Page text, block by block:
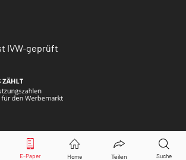
IVW-geprüft
2026 Börsenmedien AG. Alle Rechte